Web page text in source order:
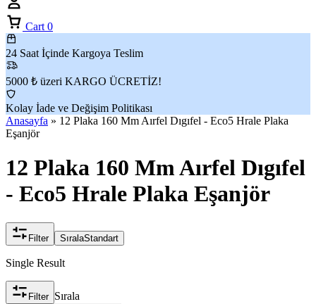
Cart 0
24 Saat İçinde Kargoya Teslim
5000 ₺ üzeri KARGO ÜCRETİZ!
Kolay İade ve Değişim Politikası
Anasayfa » 12 Plaka 160 Mm Aırfel Dıgıfel - Eco5 Hrale Plaka
Eşanjör
12 Plaka 160 Mm Aırfel Dıgıfel
- Eco5 Hrale Plaka Eşanjör
Filter SıralaStandart
Single Result
Filter Sırala